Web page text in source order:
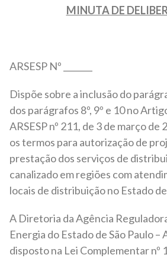
MINUTA DE
ARSESP Nº _______
Dispõe sobre a inclusão do
dos parágrafos 8º, 9º e 10 no
ARSESP nº 211, de 3 de março de
os termos para autorização de
prestação dos serviços de
canalizado em regiões com
locais de distribuição no Estado de
A Diretoria da Agência
Energia do Estado de São Paulo –
disposto na Lei Complementar nº